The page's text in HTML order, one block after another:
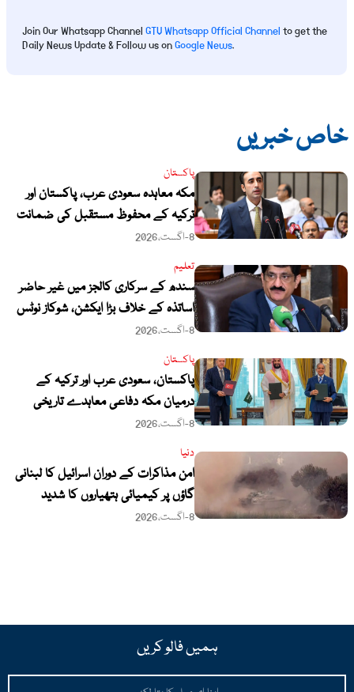
Join Our Whatsapp ChannelGTV Whatsapp Official Channelto get the
Daily News Update & Follow us onGoogle News
خاص خبریں
پاکستان
مکہ معاہدہ سعودی عرب، پاکستان اور
ترکیہ کے محفوظ مستقبل کی ضمانت
ہے: بلاول بھٹو
8-اگست،2026
تعلیم
سندھ کے سرکاری کالجز میں غیر حاضر
اساتذہ کے خلاف بڑا ایکشن، شوکاز نوٹس
جاری کرنے کا فیصلہ
8-اگست،2026
پاکستان
پاکستان، سعودی عرب اور ترکیہ کے
درمیان مکہ دفاعی معاہدے تاریخی
سنگ میل قرار، خصوصی نغمہ جاری
8-اگست،2026
دنیا
امن مذاکرات کے دوران اسرائیل کا لبنانی
گاؤں پر کیمیائی ہتھیاروں کا شدید
استعمال
8-اگست،2026
ہمیں فالو کریں
Email